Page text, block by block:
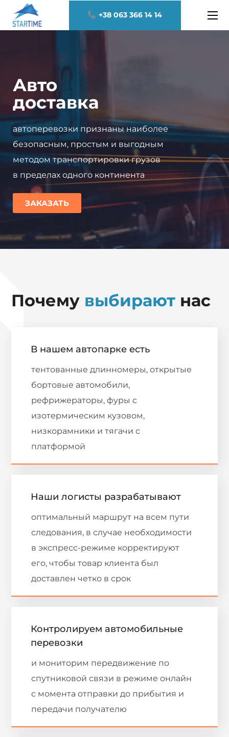
+38 063 366 14 14
Авто
доставка
автоперевозки признаны наиболее
безопасным, простым и выгодным
методом транспортировки грузов
в пределах одного континента
ЗАКАЗАТЬ
Почему выбирают нас
В нашем автопарке есть
тентованные длинномеры, открытые
бортовые автомобили,
рефрижераторы, фуры с
изотермическим кузовом,
низкорамники и тягачи с
платформой
Наши логисты разрабатывают
оптимальный маршрут на всем пути
следования, в случае необходимости
в экспресс-режиме корректируют
его, чтобы товар клиента был
доставлен четко в срок
Контролируем автомобильные
перевозки
и мониторим передвижение по
спутниковой связи в режиме онлайн
с момента отправки до прибытия и
передачи получателю